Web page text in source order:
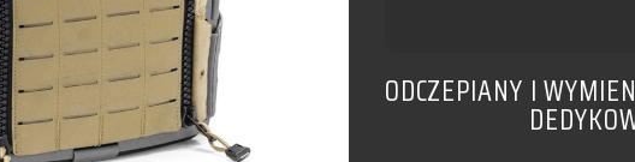
ODCZEPIANY I